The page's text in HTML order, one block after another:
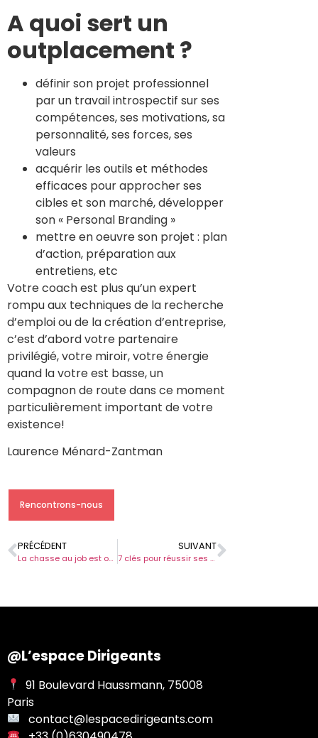
A quoi sert un
outplacement ?
définir son projet professionnel
par un travail introspectif sur ses
compétences, ses motivations, sa
personnalité, ses forces, ses
valeurs
acquérir les outils et méthodes
efficaces pour approcher ses
cibles et son marché, développer
son « Personal Branding »
mettre en oeuvre son projet : plan
d’action, préparation aux
entretiens, etc
Votre coach est plus qu’un expert
rompu aux techniques de la recherche
d’emploi ou de la création d’entreprise,
c’est d’abord votre partenaire
privilégié, votre miroir, votre énergie
quand la votre est basse, un
compagnon de route dans ce moment
particulièrement important de votre
existence!
Laurence Ménard-Zantman
Rencontrons-nous
PRÉCÉDENT
La chasse au job est ouverte ! Y croire et agir ? GO !
SUIVANT
7 clés pour réussir ses entretiens « réseau »
@L’espace Dirigeants
91 Boulevard Haussmann, 75008
Paris
contact@lespacedirigeants.com